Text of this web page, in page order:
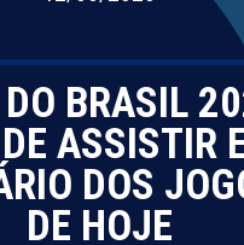
DO BRASIL
ASSISTIR
DOS
DE HOJE